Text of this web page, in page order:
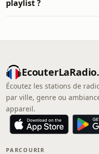
playlist ?
Écoutez les stations de
par ville, genre ou
appareil.
PARCOURIR